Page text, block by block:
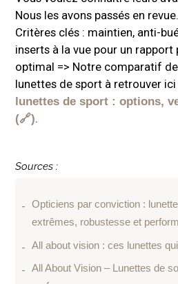
Nous les avons passés en revue.
Critères clés : maintien, anti-
inserts à la vue pour un
optimal => Notre comparatif
lunettes de sport à retrouver
lunettes de sport : options,
.
Sources :
Opticiens par conviction :
extrêmes, robustesse et
All about vision : ces lunettes
All About Vision – Lunettes de